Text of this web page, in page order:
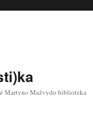
Martyno Mažvydo biblioteka